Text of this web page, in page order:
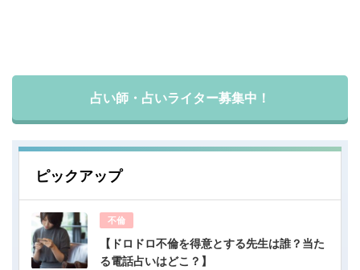
占い師・占いライター募集中！
ピックアップ
不倫
【ドロドロ不倫を得意とする先生は誰？当た
る電話占いはどこ？】